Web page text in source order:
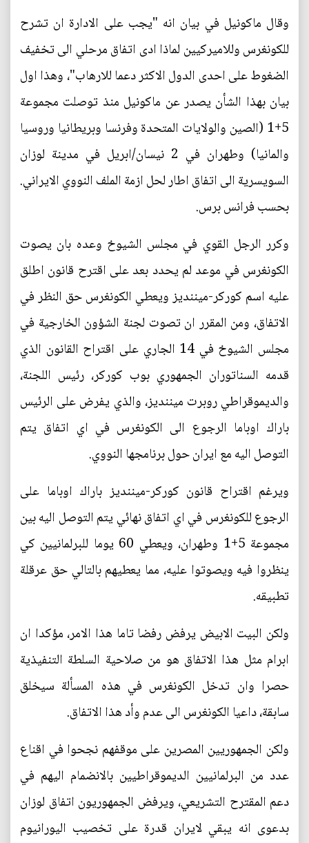
وقال ماكونيل في بيان انه "يجب على الادارة ان تشرح
للكونغرس وللاميركيين لماذا ادى اتفاق مرحلي الى تخفيف
الضغوط على احدى الدول الاكثر دعما للارهاب"، وهذا اول
بيان بهذا الشأن يصدر عن ماكونيل منذ توصلت مجموعة
5+1 (الصين والولايات المتحدة وفرنسا وبريطانيا وروسيا
والمانيا) وطهران في 2 نيسان/ابريل في مدينة لوزان
السويسرية الى اتفاق اطار لحل ازمة الملف النووي الايراني.
بحسب فرانس برس.
وكرر الرجل القوي في مجلس الشيوخ وعده بان يصوت
الكونغرس في موعد لم يحدد بعد على اقترح قانون اطلق
عليه اسم كوركر-ميننديز ويعطي الكونغرس حق النظر في
الاتفاق، ومن المقرر ان تصوت لجنة الشؤون الخارجية في
مجلس الشيوخ في 14 الجاري على اقتراح القانون الذي
قدمه السناتوران الجمهوري بوب كوركر، رئيس اللجنة،
والديموقراطي روبرت ميننديز، والذي يفرض على الرئيس
باراك اوباما الرجوع الى الكونغرس في اي اتفاق يتم
التوصل اليه مع ايران حول برنامجها النووي.
ويرغم اقتراح قانون كوركر-ميننديز باراك اوباما على
الرجوع للكونغرس في اي اتفاق نهائي يتم التوصل اليه بين
مجموعة 5+1 وطهران، ويعطي 60 يوما للبرلمانيين كي
ينظروا فيه ويصوتوا عليه، مما يعطيهم بالتالي حق عرقلة
تطبيقه.
ولكن البيت الابيض يرفض رفضا تاما هذا الامر، مؤكدا ان
ابرام مثل هذا الاتفاق هو من صلاحية السلطة التنفيذية
حصرا وان تدخل الكونغرس في هذه المسألة سيخلق
سابقة، داعيا الكونغرس الى عدم وأد هذا الاتفاق.
ولكن الجمهوريين المصرين على موقفهم نجحوا في اقناع
عدد من البرلمانيين الديموقراطيين بالانضمام اليهم في
دعم المقترح التشريعي، ويرفض الجمهوريون اتفاق لوزان
بدعوى انه يبقي لايران قدرة على تخصيب اليورانيوم